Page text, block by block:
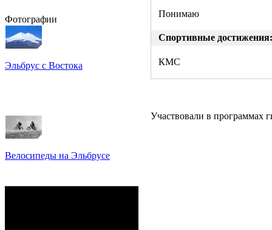
Фотографии
Эльбрус с Востока
Велосипеды на Эльбрусе
Понимаю
Спортивные достижения:
КМС
Участвовали в программах